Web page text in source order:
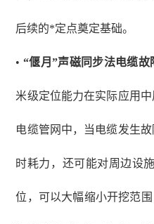
后续的*定点奠定基础。
• “偃月”声磁同步法电缆故
米级定位能力在实际应用
电缆管网中，当电缆发生
时耗力，还可能对周边设
位，可以大幅缩小开挖范